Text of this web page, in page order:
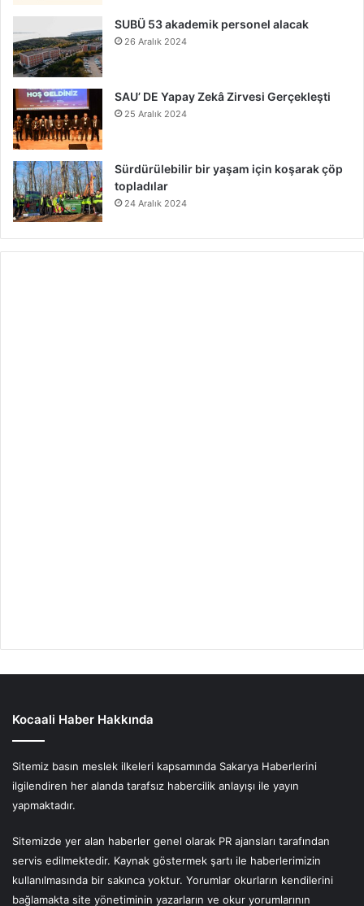
SUBÜ 53 akademik personel alacak
26 Aralık 2024
SAU’ DE Yapay Zekâ Zirvesi Gerçekleşti
25 Aralık 2024
Sürdürülebilir bir yaşam için koşarak çöp
topladılar
24 Aralık 2024
Kocaali Haber Hakkında
Sitemiz basın meslek ilkeleri kapsamında Sakarya Haberlerini
ilgilendiren her alanda tarafsız habercilik anlayışı ile yayın
yapmaktadır.
Sitemizde yer alan haberler genel olarak PR ajansları tarafından
servis edilmektedir. Kaynak göstermek şartı ile haberlerimizin
kullanılmasında bir sakınca yoktur. Yorumlar okurların kendilerini
bağlamakta site yönetiminin yazarların ve okur yorumlarının